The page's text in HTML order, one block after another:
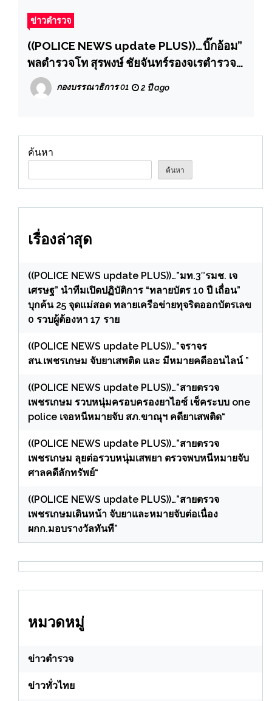
ข่าวตำรวจ
((POLICE NEWS update PLUS))…บิ๊กอ้อม”
พลตำรวจโท สุรพงษ์ ชัยจันทร์รองจเรตำรวจ
แห่งชาติ ออกตรวจตำรวจภูธรจังหวัด
นครปฐม
กองบรรณาธิการ 01 2 ปี ago
ค้นหา
ค้นหา
เรื่องล่าสุด
((POLICE NEWS update PLUS))…”มท.3″รมช. เจ
เศรษฐ” นำทีมเปิดปฏิบัติการ “ทลายบัตร 10 ปี เถื่อน”
บุกค้น 25 จุดแม่สอด ทลายเครือข่ายทุจริตออกบัตรเลข
0 รวบผู้ต้องหา 17 ราย
((POLICE NEWS update PLUS))…”จราจร
สน.เพชรเกษม จับยาเสพติด และ มีหมายคดีออนไลน์ ”
((POLICE NEWS update PLUS))…”สายตรวจ
เพชรเกษม รวบหนุ่มครอบครองยาไอซ์ เช็คระบบ one
police เจอหนีหมายจับ สภ.ขาณุฯ คดียาเสพติด“
((POLICE NEWS update PLUS))…”สายตรวจ
เพชรเกษม ลุยต่อรวบหนุ่มเสพยา ตรวจพบหนีหมายจับ
ศาลคดีลักทรัพย์“
((POLICE NEWS update PLUS))…”สายตรวจ
เพชรเกษมเดินหน้า จับยาและหมายจับต่อเนื่อง
ผกก.มอบรางวัลทันที”
หมวดหมู่
ข่าวตำรวจ
ข่าวทั่วไทย